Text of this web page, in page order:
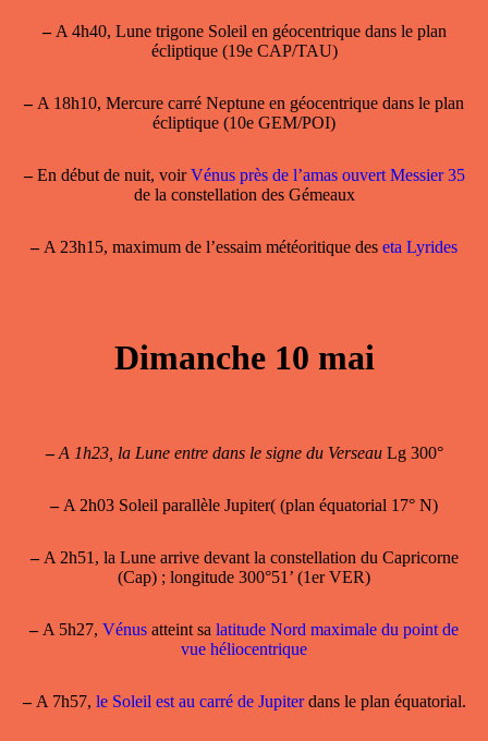
–A 4h40, Lune trigone Soleil en géocentrique dans le plan
écliptique (19e CAP/TAU)
–A 18h10, Mercure carré Neptune en géocentrique dans le plan
écliptique (10e GEM/POI)
–En début de nuit, voirVénus près de l’amas ouvert Messier 35
de la constellation des Gémeaux
–A 23h15, maximum de l’essaim météoritique des eta Lyrides
Dimanche 10 mai
– A 1h23, la Lune entre dans le signe du VerseauLg 300°
–A 2h03 Soleil parallèle Jupiter( (plan équatorial 17° N)
–A 2h51, la Lune arrive devant la constellation du Capricorne
(Cap) ; longitude 300°51’ (1er VER)
–A 5h27, Vénus atteint sa latitude Nord maximale du point de
vue héliocentrique
–A 7h57, le Soleil est au carré de Jupiterdans le plan équatorial.